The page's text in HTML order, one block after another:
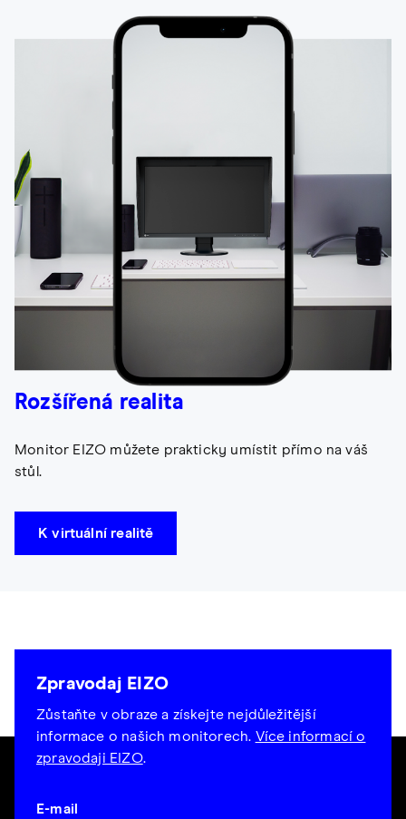
Rozšířená realita
Monitor EIZO můžete prakticky umístit přímo na váš
stůl.
K virtuální realitě
Zpravodaj EIZO
Zůstaňte v obraze a získejte nejdůležitější
informace o našich monitorech. Více informací o
zpravodaji EIZO.
E-mail